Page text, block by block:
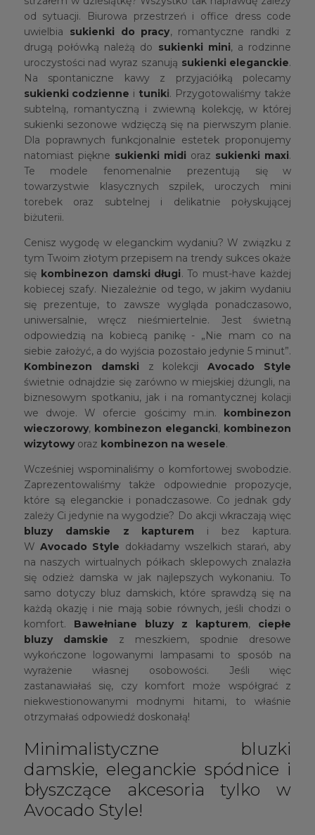
od sytuacji. Biurowa przestrzeń i office dress code
uwielbia sukienki do pracy, romantyczne randki z
drugą połówką należą do sukienki mini, a rodzinne
uroczystości nad wyraz szanują sukienki eleganckie.
Na spontaniczne kawy z przyjaciółką polecamy
sukienki codzienne i tuniki. Przygotowaliśmy także
subtelną, romantyczną i zwiewną kolekcję, w której
sukienki sezonowe wdzięczą się na pierwszym planie.
Dla poprawnych funkcjonalnie estetek proponujemy
natomiast piękne sukienki midi oraz sukienki maxi.
Te modele fenomenalnie prezentują się w
towarzystwie klasycznych szpilek, uroczych mini
torebek oraz subtelnej i delikatnie połyskującej
biżuterii.
Cenisz wygodę w eleganckim wydaniu? W związku z
tym Twoim złotym przepisem na trendy sukces okaże
się kombinezon damski długi. To must-have każdej
kobiecej szafy. Niezależnie od tego, w jakim wydaniu
się prezentuje, to zawsze wygląda ponadczasowo,
uniwersalnie, wręcz nieśmiertelnie. Jest świetną
odpowiedzią na kobiecą panikę - „Nie mam co na
siebie założyć, a do wyjścia pozostało jedynie 5 minut”.
Kombinezon damski
z kolekcjiAvocado Style
świetnie odnajdzie się zarówno w miejskiej dżungli, na
biznesowym spotkaniu, jak i na romantycznej kolacji
we dwoje. W ofercie gościmy m.in.
kombinezon
wieczorowy, kombinezon elegancki, kombinezon
wizytowyoraz kombinezon na wesele.
Wcześniej wspominaliśmy o komfortowej swobodzie.
Zaprezentowaliśmy także odpowiednie propozycje,
które są eleganckie i ponadczasowe. Co jednak gdy
zależy Ci jedynie na wygodzie? Do akcji wkraczają więc
bluzy damskie z kapturem i bez kaptura.
W Avocado Style dokładamy wszelkich starań, aby
na naszych wirtualnych półkach sklepowych znalazła
się odzież damska w jak najlepszych wykonaniu. To
samo dotyczy bluz damskich, które sprawdzą się na
każdą okazję i nie mają sobie równych, jeśli chodzi o
komfort. Bawełniane bluzy z kapturem, ciepłe
bluzy damskie z meszkiem, spodnie dresowe
wykończone logowanymi lampasami to sposób na
wyrażenie własnej osobowości. Jeśli więc
zastanawiałaś się, czy komfort może współgrać z
niekwestionowanymi modnymi hitami, to właśnie
otrzymałaś odpowiedź doskonałą!
Minimalistyczne bluzki
damskie, eleganckie spódnice i
błyszczące akcesoria tylko w
Avocado Style!